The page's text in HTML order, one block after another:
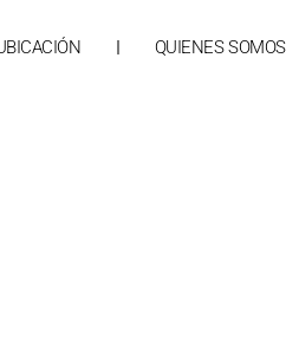
QUIENES SOMOS